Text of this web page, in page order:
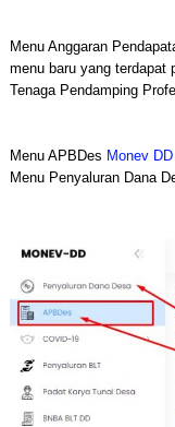
Menu Anggaran
menu baru yang terdapat
Tenaga Pendamping
Menu APBDes Monev DD
Menu Penyaluran Dana